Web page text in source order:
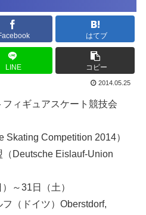
はてブ
LINE コピー
2014.05.25
ィギュアスケート競技会
Skating Competition 2014）
Deutsche Eislauf-Union
～31日（土）
（ドイツ）Oberstdorf,